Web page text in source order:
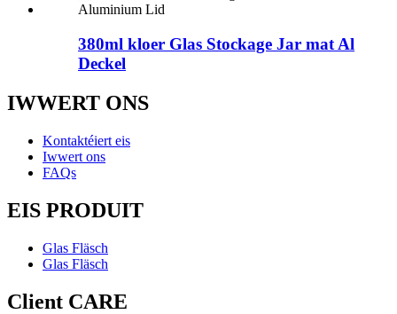
380ml kloer Glas Stockage Jar mat Al
Deckel
IWWERT ONS
Kontaktéiert eis
Iwwert ons
FAQs
EIS PRODUIT
Glas Fläsch
Glas Fläsch
Client CARE